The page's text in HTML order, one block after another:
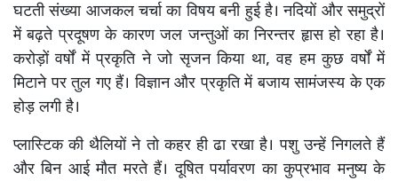
घटती संख्या आजकल चर्चा का विषय बनी हुई है। नदियों और समुद्रों
में बढ़ते प्रदूषण के कारण जल जन्तुओं का निरन्तर हृास हो रहा है।
करोड़ों वर्षों में प्रकृति ने जो सृजन किया था, वह हम कुछ वर्षों में
मिटाने पर तुल गए हैं। विज्ञान और प्रकृति में बजाय सामंजस्य के एक
होड़ लगी है।
प्लास्टिक की थैलियों ने तो कहर ही ढा रखा है। पशु उन्हें निगलते हैं
और बिन आई मौत मरते हैं। दूषित पर्यावरण का कुप्रभाव मनुष्य के